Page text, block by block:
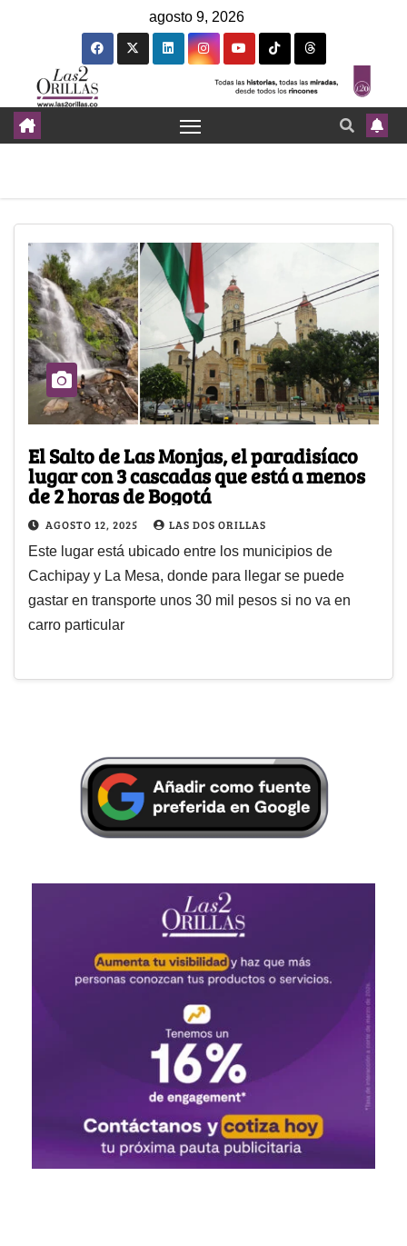
agosto 9, 2026
El Salto de Las Monjas, el paradisíaco
lugar con 3 cascadas que está a menos
de 2 horas de Bogotá
AGOSTO 12, 2025 LAS DOS ORILLAS
Este lugar está ubicado entre los municipios de
Cachipay y La Mesa, donde para llegar se puede
gastar en transporte unos 30 mil pesos si no va en
carro particular